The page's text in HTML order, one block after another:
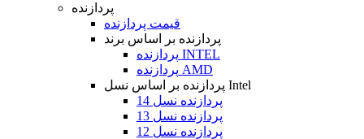
پردازنده
قیمت پردازنده
پردازنده بر اساس برند
پردازنده INTEL
پردازنده AMD
پردازنده بر اساس نسل Intel
پردازنده نسل 14
پردازنده نسل 13
پردازنده نسل 12